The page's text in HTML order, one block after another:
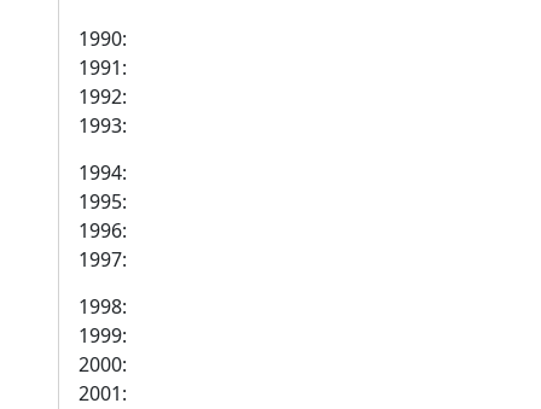
1990:
1991:
1992:
1993:
1994:
1995:
1996:
1997:
1998:
1999:
2000:
2001: